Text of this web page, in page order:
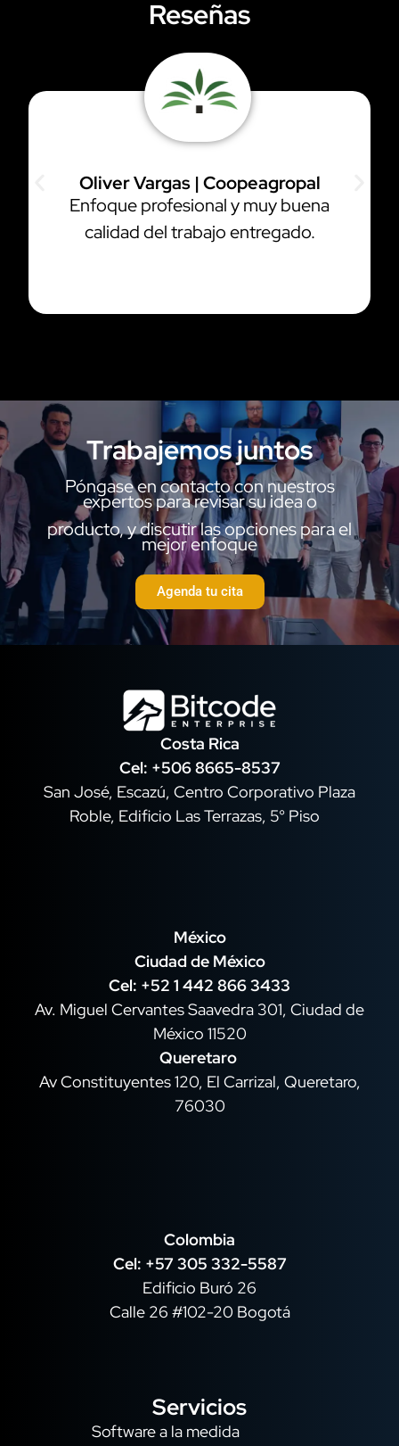
Reseñas
Oliver Vargas | Coopeagropal
Enfoque profesional y muy buena
calidad del trabajo entregado.
Trabajemos juntos
Póngase en contacto con nuestros
expertos para revisar su idea o
producto, y discutir las opciones para el
mejor enfoque
Agenda tu cita
Costa Rica
Cel: +506 8665-8537
San José, Escazú, Centro Corporativo Plaza
Roble, Edificio Las Terrazas, 5° Piso
México
Ciudad de México
Cel: +52 1 442 866 3433
Av. Miguel Cervantes Saavedra 301, Ciudad de
México 11520
Queretaro
Av Constituyentes 120, El Carrizal, Queretaro,
76030
Colombia
Cel: +57 305 332-5587
Edificio Buró 26
Calle 26 #102-20 Bogotá
Servicios
Software a la medida